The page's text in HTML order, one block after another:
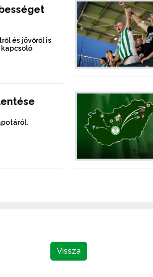
és jövőről is
Vissza